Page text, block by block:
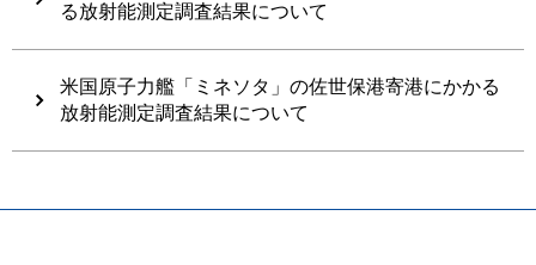
る放射能測定調査結果について
米国原子力艦「ミネソタ」の佐世保港寄港にかかる
放射能測定調査結果について